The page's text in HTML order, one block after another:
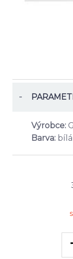
-
Výrobce:
Barva: bílá